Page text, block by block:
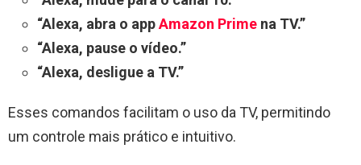
“Alexa, abra o appAmazon Prime na TV.”
“Alexa, pause o vídeo.”
“Alexa, desligue a TV.”
Esses comandos facilitam o uso da TV, permitindo
um controle mais prático e intuitivo.